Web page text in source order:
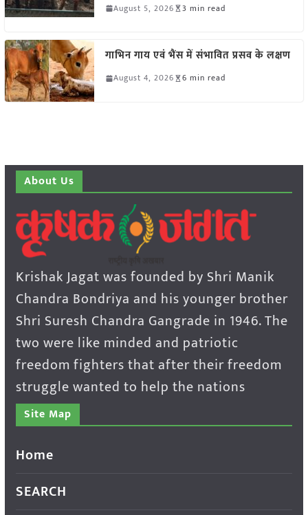
August 5, 2026 3 min read
गाभिन गाय एवं भैंस में संभावित प्रसव के लक्षण
August 4, 2026 6 min read
About Us
Krishak Jagat was founded by Shri Manik
Chandra Bondriya and his younger brother
Shri Suresh Chandra Gangrade in 1946. The
two were like minded and patriotic
freedom fighters that after their freedom
struggle wanted to help the nations
Site Map
Home
SEARCH